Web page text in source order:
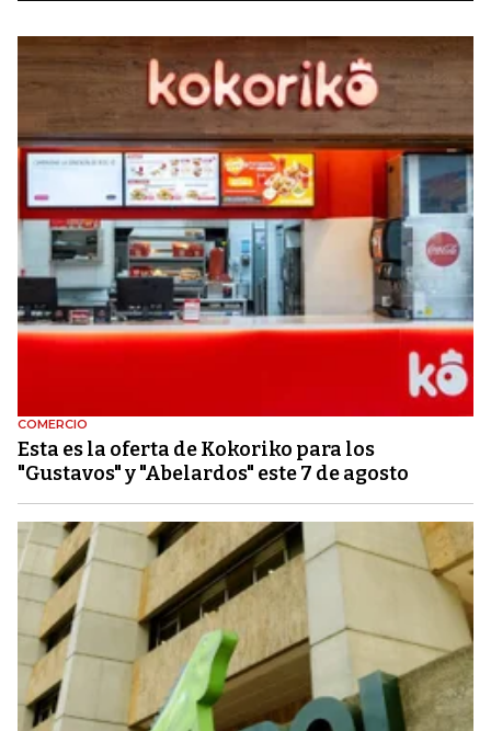
COMERCIO
Esta es la oferta de Kokoriko para los
"Gustavos" y "Abelardos" este 7 de agosto